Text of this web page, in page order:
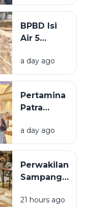
Diringkus
Beraksi di
11 TKP
BPBD Isi
Air 5
Warga
Sumenep
Kering
a day ago
Pertamina
Patra
Bawa 5
UMKM
Tampil di
Surabaya
a day ago
Perwakilan
Sampang
Masuk 10
21 hours ago